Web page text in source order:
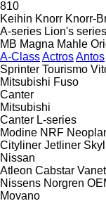
810
Keihin Knorr Knorr-
A-series Lion's series
MB Magna Mahle
A-ClassActrosAntos
Sprinter Tourismo
Mitsubishi Fuso
Canter
Mitsubishi
Canter L-series
Modine NRF
Cityliner Jetliner
Nissan
Atleon Cabstar
Nissens Norgren
Movano